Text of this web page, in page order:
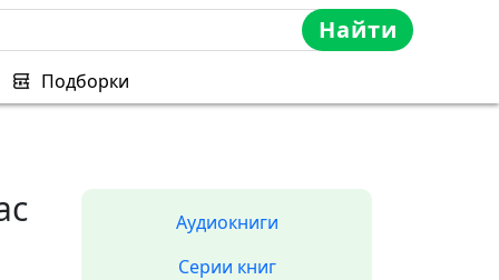
Найти
Подборки
Аудиокниги
Серии книг